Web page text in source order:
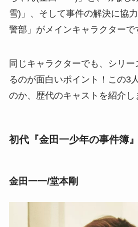
雪)」、そして事件の解決に協
警部」がメインキャラクターで
同じキャラクターでも、シリ
るのが面白いポイント！この3
のか、歴代のキャストを紹介し
初代『金田一少年の事件簿
金田一一/堂本剛